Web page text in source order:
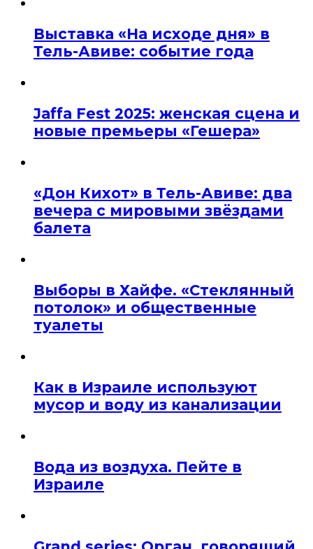
Выставка «На исходе дня» в
Тель-Авиве: событие года
Jaffa Fest 2025: женская сцена и
новые премьеры «Гешера»
«Дон Кихот» в Тель-Авиве: два
вечера с мировыми звёздами
балета
Выборы в Хайфе. «Стеклянный
потолок» и общественные
туалеты
Как в Израиле используют
мусор и воду из канализации
Вода из воздуха. Пейте в
Израиле